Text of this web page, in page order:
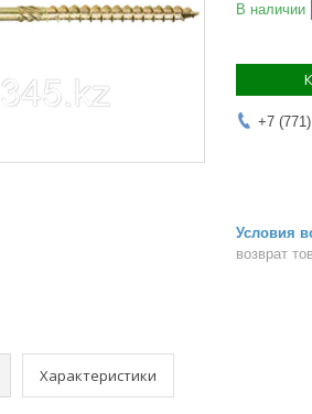
В наличии
+7
возврат
Характеристики